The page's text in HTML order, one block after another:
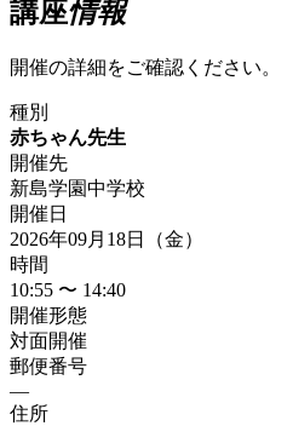
講座情報
開催の詳細をご確認ください。
種別
赤ちゃん先生
開催先
新島学園中学校
開催日
2026年09月18日（金）
時間
10:55 〜 14:40
開催形態
対面開催
郵便番号
—
住所